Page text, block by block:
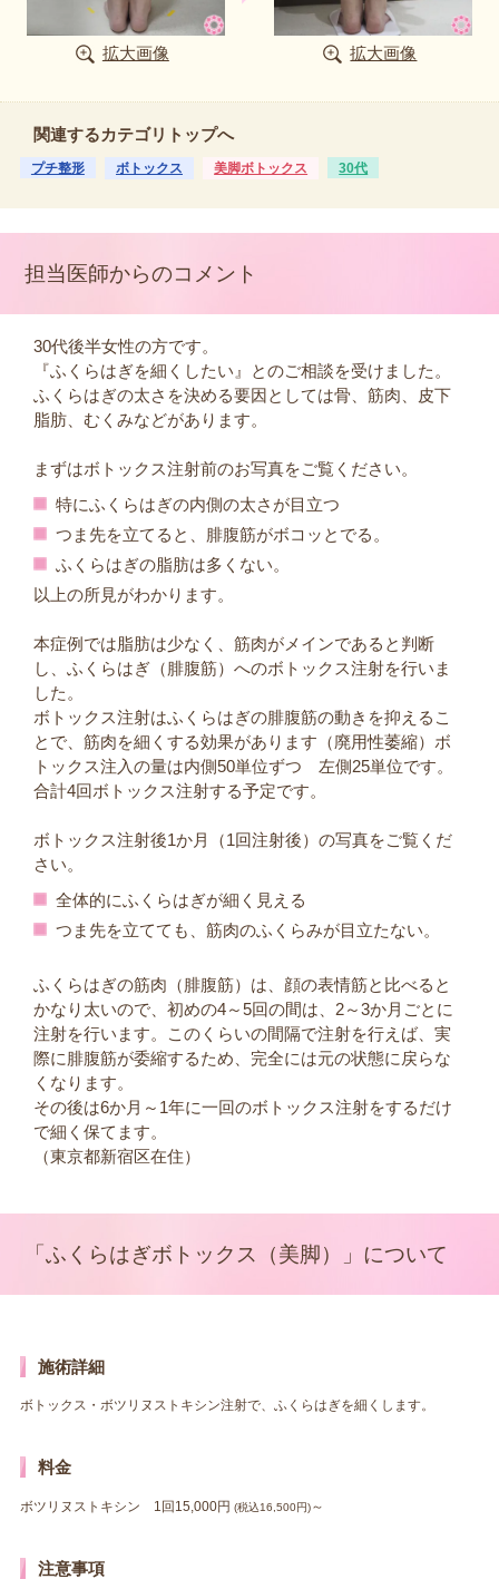
拡大画像 拡大画像
関連するカテゴリトップへ
プチ整形 ボトックス 美脚ボトックス 30代
担当医師からのコメント
30代後半女性の方です。
『ふくらはぎを細くしたい』とのご相談を受けました。
ふくらはぎの太さを決める要因としては骨、筋肉、皮下
脂肪、むくみなどがあります。
まずはボトックス注射前のお写真をご覧ください。
特にふくらはぎの内側の太さが目立つ
つま先を立てると、腓腹筋がボコッとでる。
ふくらはぎの脂肪は多くない。
以上の所見がわかります。
本症例では脂肪は少なく、筋肉がメインであると判断
し、ふくらはぎ（腓腹筋）へのボトックス注射を行いま
した。
ボトックス注射はふくらはぎの腓腹筋の動きを抑えるこ
とで、筋肉を細くする効果があります（廃用性萎縮）ボ
トックス注入の量は内側50単位ずつ 左側25単位です。
合計4回ボトックス注射する予定です。
ボトックス注射後1か月（1回注射後）の写真をご覧くだ
さい。
全体的にふくらはぎが細く見える
つま先を立てても、筋肉のふくらみが目立たない。
ふくらはぎの筋肉（腓腹筋）は、顔の表情筋と比べると
かなり太いので、初めの4～5回の間は、2～3か月ごとに
注射を行います。このくらいの間隔で注射を行えば、実
際に腓腹筋が委縮するため、完全には元の状態に戻らな
くなります。
その後は6か月～1年に一回のボトックス注射をするだけ
で細く保てます。
（東京都新宿区在住）
「ふくらはぎボトックス（美脚）」について
施術詳細
ボトックス・ボツリヌストキシン注射で、ふくらはぎを細くします。
料金
ボツリヌストキシン 1回15,000円 (税込16,500円)～
注意事項